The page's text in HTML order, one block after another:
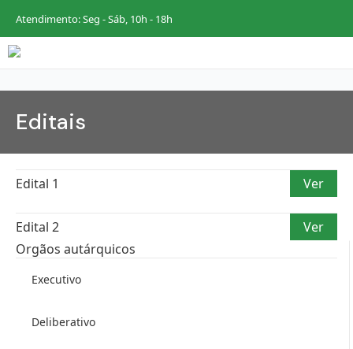
Atendimento: Seg - Sáb, 10h - 18h
Editais
Orgãos autárquicos
Executivo
Deliberativo
Edital 1 Ver
Edital 2 Ver